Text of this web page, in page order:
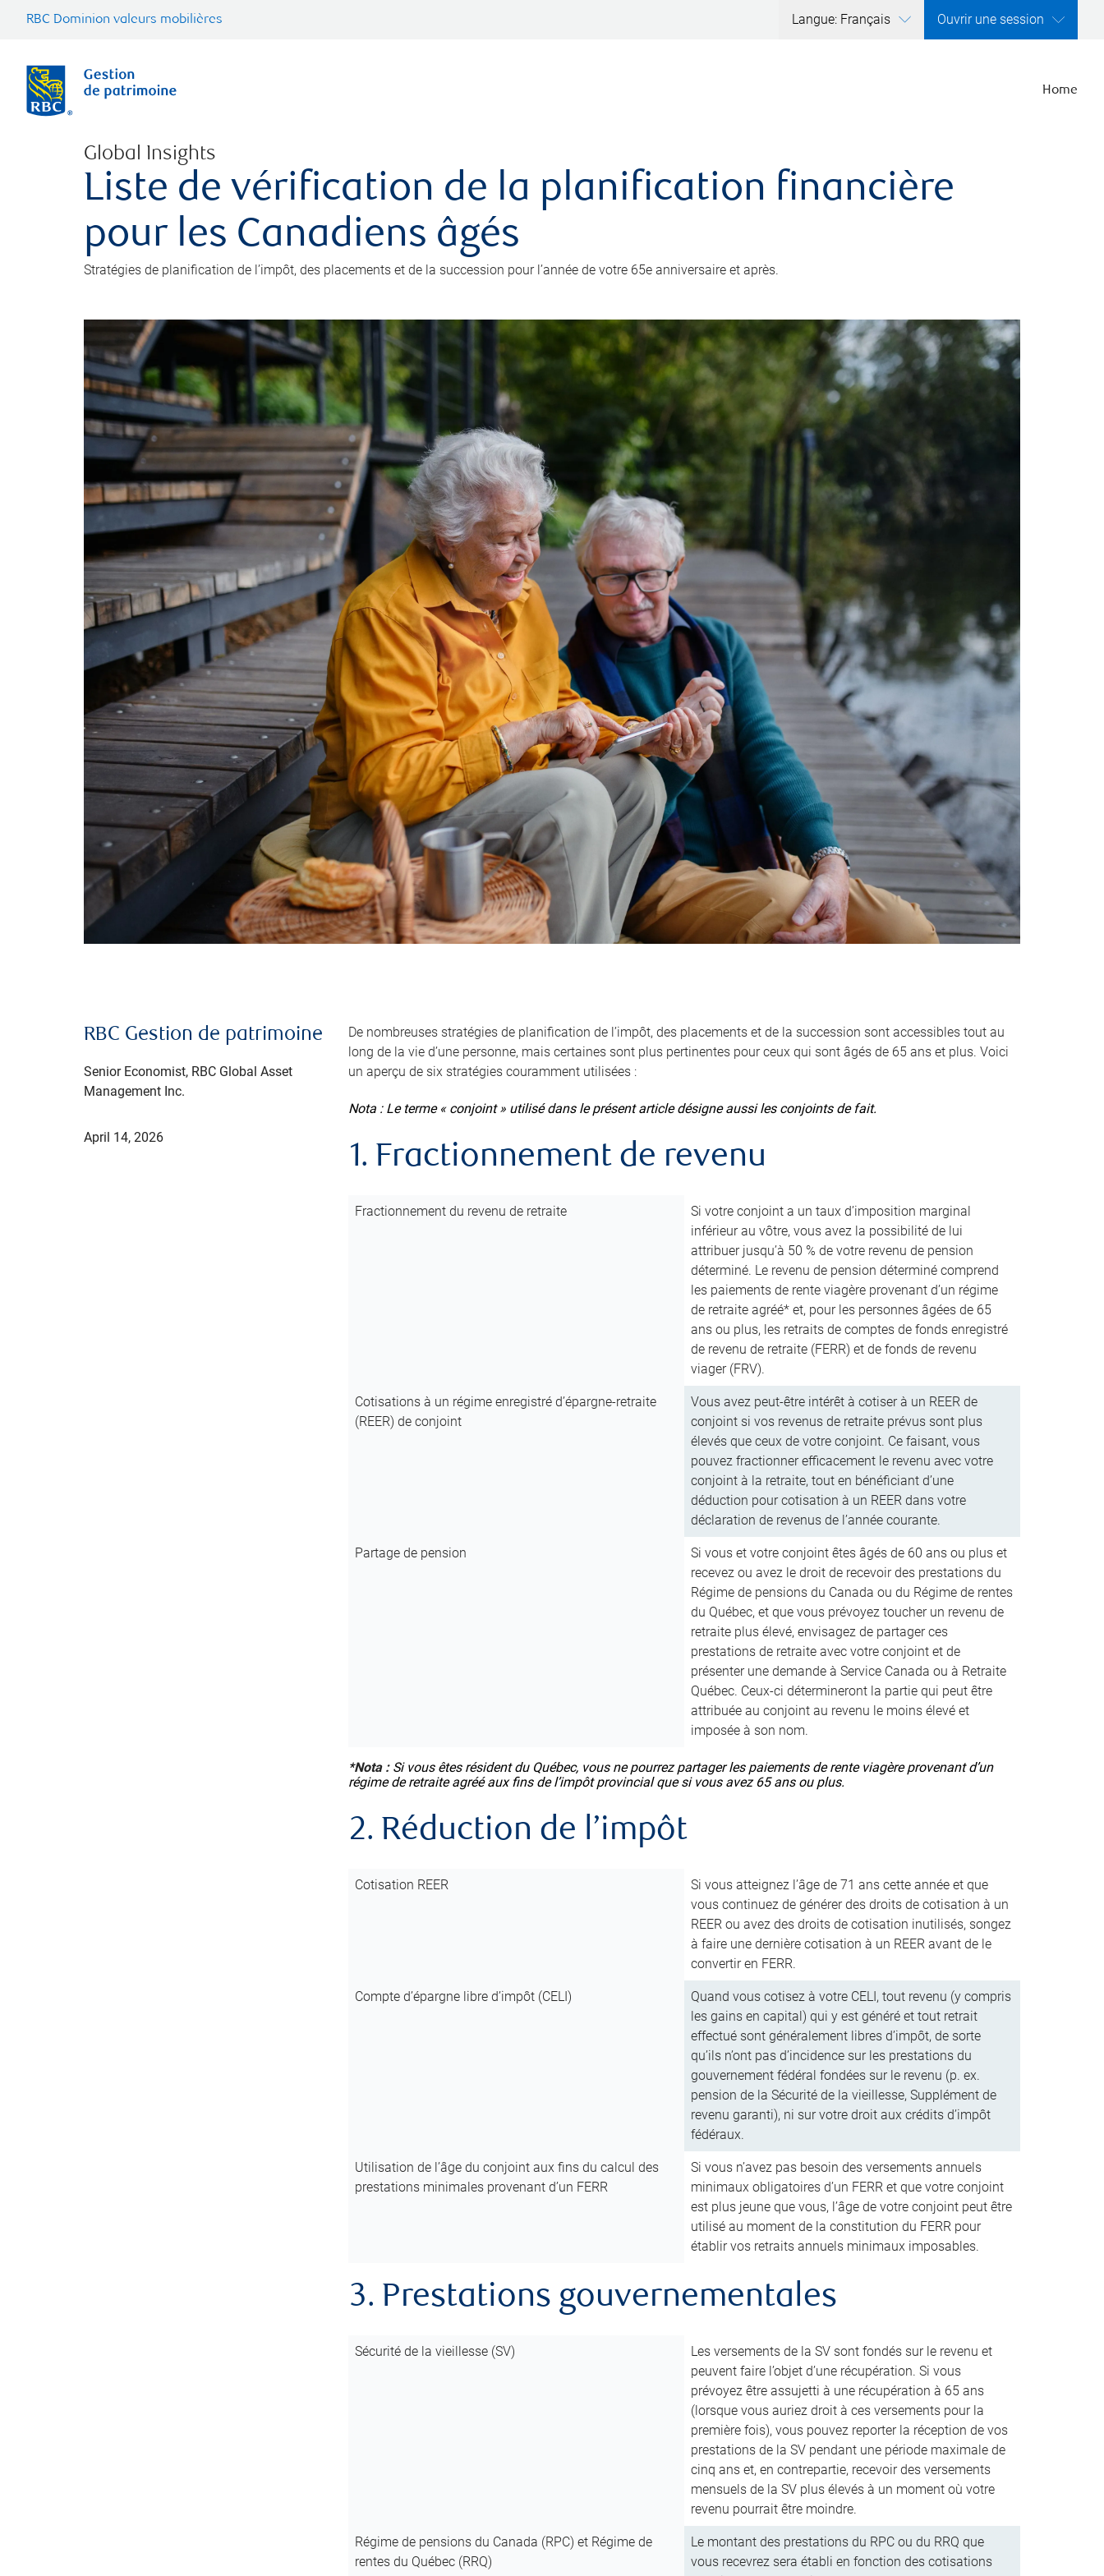
RBC Dominion valeurs mobilières Langue: Français Ouvrir une session
Home
Global Insights
Liste de vérification de la planification financière
pour les Canadiens âgés
Stratégies de planification de l’impôt, des placements et de la succession pour l’année de votre 65e anniversaire et après.
RBC Gestion de patrimoine
Senior Economist, RBC Global Asset
Management Inc.
April 14, 2026
De nombreuses stratégies de planification de l’impôt, des placements et de la succession sont accessibles tout au
long de la vie d’une personne, mais certaines sont plus pertinentes pour ceux qui sont âgés de 65 ans et plus. Voici
un aperçu de six stratégies couramment utilisées :
Nota : Le terme « conjoint » utilisé dans le présent article désigne aussi les conjoints de fait.
1. Fractionnement de revenu
Fractionnement du revenu de retraite
Si votre conjoint a un taux d’imposition marginal
inférieur au vôtre, vous avez la possibilité de lui
attribuer jusqu’à 50 % de votre revenu de pension
déterminé. Le revenu de pension déterminé comprend
les paiements de rente viagère provenant d’un régime
de retraite agréé* et, pour les personnes âgées de 65
ans ou plus, les retraits de comptes de fonds enregistré
de revenu de retraite (FERR) et de fonds de revenu
viager (FRV).
Cotisations à un régime enregistré d’épargne-retraite
(REER) de conjoint
Vous avez peut-être intérêt à cotiser à un REER de
conjoint si vos revenus de retraite prévus sont plus
élevés que ceux de votre conjoint. Ce faisant, vous
pouvez fractionner efficacement le revenu avec votre
conjoint à la retraite, tout en bénéficiant d’une
déduction pour cotisation à un REER dans votre
déclaration de revenus de l’année courante.
Partage de pension
Si vous et votre conjoint êtes âgés de 60 ans ou plus et
recevez ou avez le droit de recevoir des prestations du
Régime de pensions du Canada ou du Régime de rentes
du Québec, et que vous prévoyez toucher un revenu de
retraite plus élevé, envisagez de partager ces
prestations de retraite avec votre conjoint et de
présenter une demande à Service Canada ou à Retraite
Québec. Ceux-ci détermineront la partie qui peut être
attribuée au conjoint au revenu le moins élevé et
imposée à son nom.
*Nota :Si vous êtes résident du Québec, vous ne pourrez partager les paiements de rente viagère provenant d’un
régime de retraite agréé aux fins de l’impôt provincial que si vous avez 65 ans ou plus.
2. Réduction de l’impôt
Cotisation REER
Si vous atteignez l’âge de 71 ans cette année et que
vous continuez de générer des droits de cotisation à un
REER ou avez des droits de cotisation inutilisés, songez
à faire une dernière cotisation à un REER avant de le
convertir en FERR.
Compte d’épargne libre d’impôt (CELI)
Quand vous cotisez à votre CELI, tout revenu (y compris
les gains en capital) qui y est généré et tout retrait
effectué sont généralement libres d’impôt, de sorte
qu’ils n’ont pas d’incidence sur les prestations du
gouvernement fédéral fondées sur le revenu (p. ex.
pension de la Sécurité de la vieillesse, Supplément de
revenu garanti), ni sur votre droit aux crédits d’impôt
fédéraux.
Utilisation de l’âge du conjoint aux fins du calcul des
prestations minimales provenant d’un FERR
Si vous n’avez pas besoin des versements annuels
minimaux obligatoires d’un FERR et que votre conjoint
est plus jeune que vous, l’âge de votre conjoint peut être
utilisé au moment de la constitution du FERR pour
établir vos retraits annuels minimaux imposables.
3. Prestations gouvernementales
Sécurité de la vieillesse (SV)
Les versements de la SV sont fondés sur le revenu et
peuvent faire l’objet d’une récupération. Si vous
prévoyez être assujetti à une récupération à 65 ans
(lorsque vous auriez droit à ces versements pour la
première fois), vous pouvez reporter la réception de vos
prestations de la SV pendant une période maximale de
cinq ans et, en contrepartie, recevoir des versements
mensuels de la SV plus élevés à un moment où votre
revenu pourrait être moindre.
Régime de pensions du Canada (RPC) et Régime de
rentes du Québec (RRQ)
Le montant des prestations du RPC ou du RRQ que
vous recevrez sera établi en fonction des cotisations